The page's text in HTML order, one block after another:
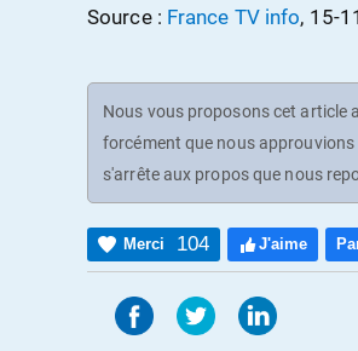
Source : France TV info, 15-
Nous vous proposons cet article
forcément que nous
s'arrête aux propos que nous
Merci 104 J'aime